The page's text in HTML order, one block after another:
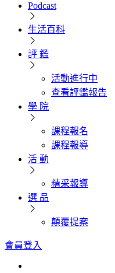
Podcast
生活百科
評 鑑
活動進行中
查看評鑑報告
學 院
課程報名
課程報導
活 動
精采報導
選 品
顛覆提案
會員登入